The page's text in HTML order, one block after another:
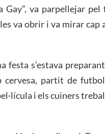
Gay”, va parpellejar pel
va obrir i va mirar cap
festa s’estava
cervesa, partit de
i els cuiners